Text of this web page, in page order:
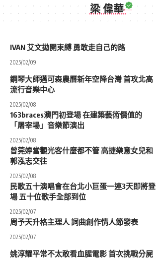
梁 偉華
IVAN 艾文拋開束縛 勇敢走自己的路
2025/02/09
鋼琴大師邁可森農曆新年空降台灣 首攻北高
流行音樂中心
2025/02/08
163braces澳門初登場 在建築藝術價值的
「屠宰場」音樂節演出
2025/02/08
曾莞婷當觀光客什麼都不管 高捷樂意女兒和
郭泓志交往
2025/02/08
民歌五十演唱會在台北小巨蛋一連3天即將登
場 五十位歌手全部到位
2025/02/07
周予天升格主理人 詞曲創作情人節發表
2025/02/07
姚淳耀平常不太敢看血腥電影 首次挑戰分屍